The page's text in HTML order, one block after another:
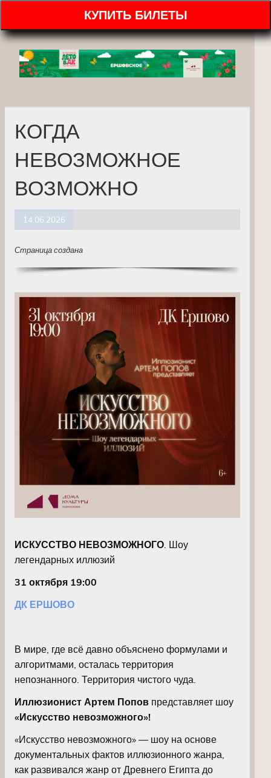
КУПИТЬ БИЛЕТЫ
КОГДА
НЕВОЗМОЖНОЕ
ВОЗМОЖНО
14.06.2026
Страница создана
ИСКУССТВО НЕВОЗМОЖНОГО. Шоу
легендарных иллюзий
31 октября 19:00
ДК ЕРШОВО
В мире, где всё давно объяснено формулами и
алгоритмами, осталась территория
непознанного. Территория чистого чуда.
Иллюзионист Артем Попов представляет шоу
«Искусство невозможного»!
«Искусство невозможного» — шоу на основе
документальных фактов иллюзионного жанра,
как развивался жанр от Древнего Египта до